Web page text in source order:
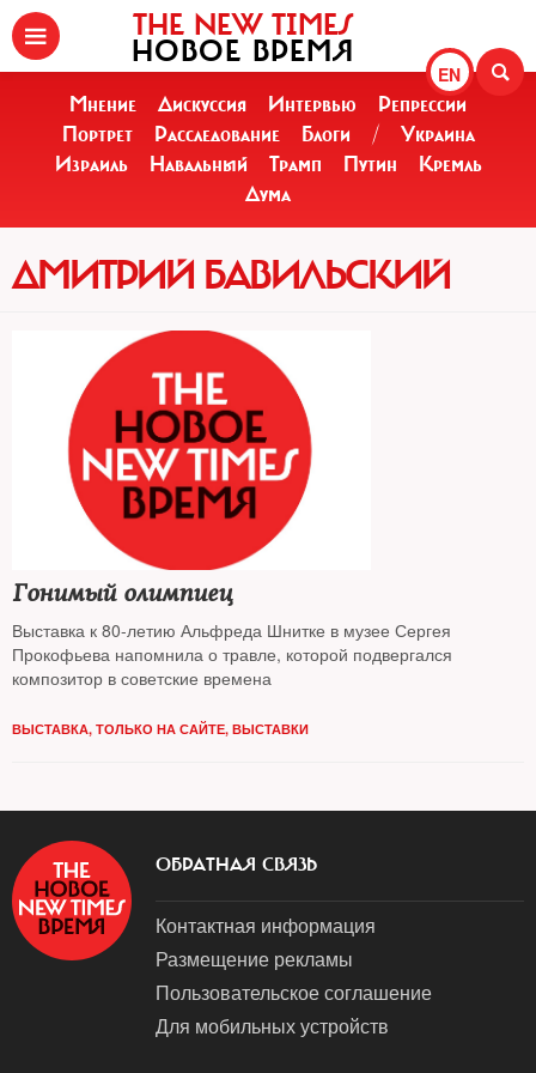
EN
THE NEW TIMES
НОВОЕ ВРЕМЯ
Мнение Дискуссия Интервью
Репрессии
Портрет
Расследование Блоги /
Украина
Израиль
Навальный Трамп Путин
Кремль
Дума
ДМИТРИЙ БАВИЛЬСКИЙ
Гонимый олимпиец
Выставка к 80-летию Альфреда Шнитке в музее Сергея
Прокофьева напомнила о травле, которой подвергался
композитор в советские времена
ВЫСТАВКА, ТОЛЬКО НА САЙТЕ, ВЫСТАВКИ
ОБРАТНАЯ СВЯЗЬ
Контактная информация
Размещение рекламы
Пользовательское соглашение
Для мобильных устройств